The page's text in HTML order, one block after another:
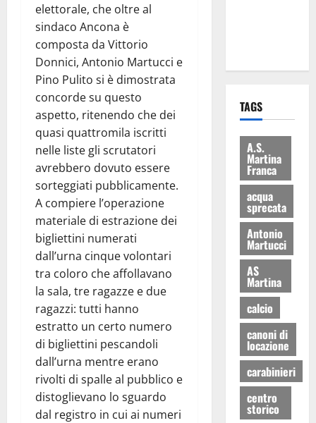
elettorale, che oltre al
sindaco Ancona è
composta da Vittorio
Donnici, Antonio Martucci e
Pino Pulito si è dimostrata
concorde su questo
aspetto, ritenendo che dei
quasi quattromila iscritti
nelle liste gli scrutatori
avrebbero dovuto essere
sorteggiati pubblicamente.
A compiere l’operazione
materiale di estrazione dei
bigliettini numerati
dall’urna cinque volontari
tra coloro che affollavano
la sala, tre ragazze e due
ragazzi: tutti hanno
estratto un certo numero
di bigliettini pescandoli
dall’urna mentre erano
rivolti di spalle al pubblico e
distoglievano lo sguardo
dal registro in cui ai numeri
TAGS
A.S.
Martina
Franca
acqua
sprecata
Antonio
Martucci
AS
Martina
calcio
canoni di
locazione
carabinieri
centro
storico